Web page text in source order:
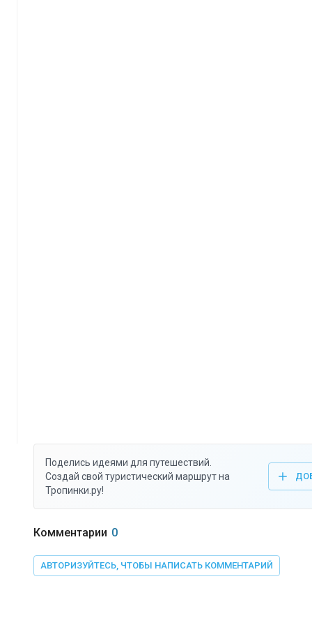
Поделись идеями для путешествий.
Создай свой туристический маршрут на
Тропинки.ру!
Комментарии 0
АВТОРИЗУЙТЕСЬ, ЧТОБЫ НАПИСАТЬ КОММЕНТАРИЙ